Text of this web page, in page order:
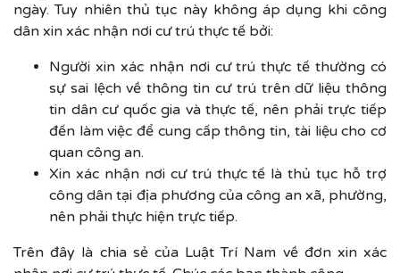
ngày. Tuy nhiên thủ tục này không áp dụng khi công
dân xin xác nhận nơi cư trú thực tế bởi:
Người xin xác nhận nơi cư trú thực tế thường có
sự sai lệch về thông tin cư trú trên dữ liệu thông
tin dân cư quốc gia và thực tế, nên phải trực tiếp
đến làm việc để cung cấp thông tin, tài liệu cho cơ
quan công an.
Xin xác nhận nơi cư trú thực tế là thủ tục hỗ trợ
công dân tại địa phương của công an xã, phường,
nên phải thực hiện trực tiếp.
Trên đây là chia sẻ của Luật Trí Nam về đơn xin xác